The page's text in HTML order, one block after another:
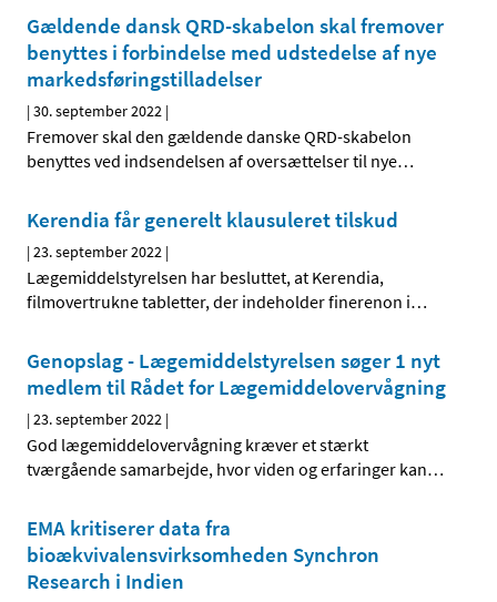
Gældende dansk QRD-skabelon skal fremover
benyttes i forbindelse med udstedelse af nye
markedsføringstilladelser
|30. september 2022 |
Fremover skal den gældende danske QRD-skabelon
benyttes ved indsendelsen af oversættelser til nye…
Kerendia får generelt klausuleret tilskud
|23. september 2022 |
Lægemiddelstyrelsen har besluttet, at Kerendia,
filmovertrukne tabletter, der indeholder finerenon i…
Genopslag - Lægemiddelstyrelsen søger 1 nyt
medlem til Rådet for Lægemiddelovervågning
|23. september 2022 |
God lægemiddelovervågning kræver et stærkt
tværgående samarbejde, hvor viden og erfaringer kan…
EMA kritiserer data fra
bioækvivalensvirksomheden Synchron
Research i Indien